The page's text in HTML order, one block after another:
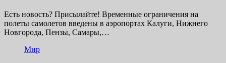
Есть новость? Присылайте! Временные ограничения на
полеты самолетов введены в аэропортах Калуги, Нижнего
Новгорода, Пензы, Самары,…
Мир